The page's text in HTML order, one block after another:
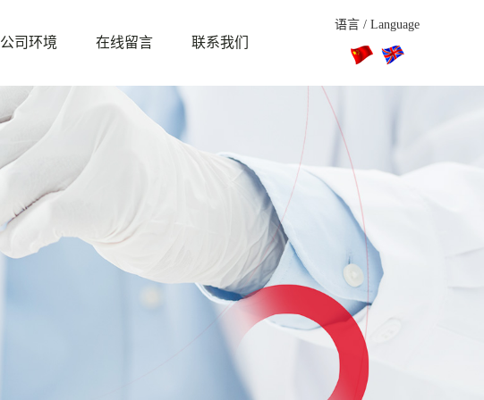
公司环境 在线留言 联系我们
语言 / Language